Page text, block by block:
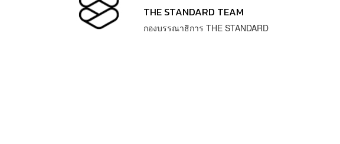
THE STANDARD TEAM
กองบรรณาธิการ THE STANDARD